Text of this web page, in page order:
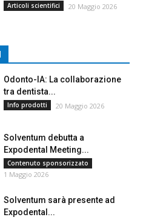
Articoli scientifici 20 Maggio 2026
Odonto-IA: La collaborazione
tra dentista...
Info prodotti 20 Maggio 2026
Solventum debutta a
Expodental Meeting...
Contenuto sponsorizzato
1 Maggio 2026
Solventum sarà presente ad
Expodental...